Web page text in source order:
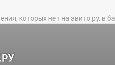
которых нет на авито.ру, в